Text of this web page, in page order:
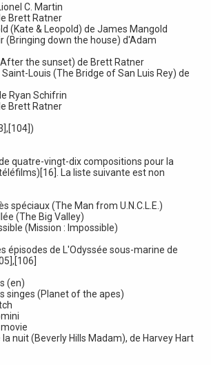
C. Martin
Brett Ratner
(Kate & Leopold) de James Mangold
(Bringing down the house) d'Adam
the sunset) de Brett Ratner
Louis (The Bridge of San Luis Rey) de
Ryan Schifrin
Brett Ratner
quatre-vingt-dix compositions pour la
La liste suivante est non
spéciaux (The Man from U.N.C.L.E.)
(The Big Valley)
(Mission : Impossible)
épisodes de L'Odyssée sous-marine de
(en)
singes (Planet of the apes)
movie
la nuit (Beverly Hills Madam), de Harvey Hart